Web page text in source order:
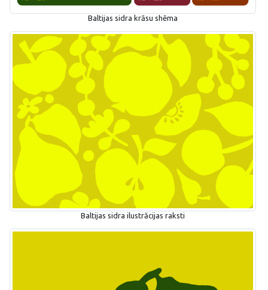
Baltijas sidra krāsu shēma
Baltijas sidra ilustrācijas raksti